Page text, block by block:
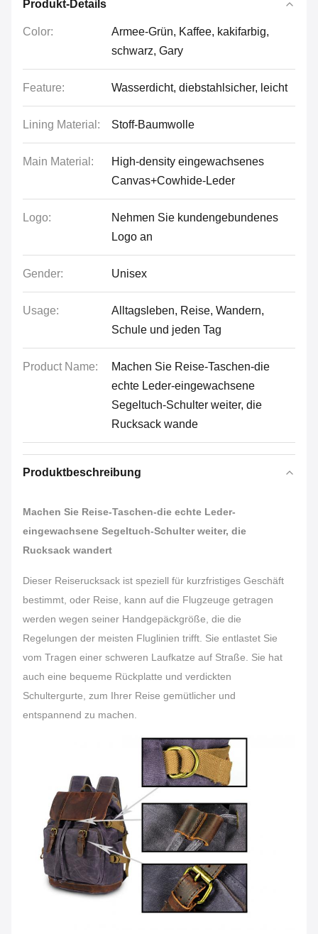
Produkt-Details
Color:
Armee-Grün, Kaffee, kakifarbig,
schwarz, Gary
Feature: Wasserdicht, diebstahlsicher, leicht
Lining Material: Stoff-Baumwolle
Main Material:
High-density eingewachsenes
Canvas+Cowhide-Leder
Logo:
Nehmen Sie kundengebundenes
Logo an
Gender: Unisex
Usage:
Alltagsleben, Reise, Wandern,
Schule und jeden Tag
Product Name:
Machen Sie Reise-Taschen-die
echte Leder-eingewachsene
Segeltuch-Schulter weiter, die
Rucksack wande
Produktbeschreibung
Machen Sie Reise-Taschen-die echte Leder-
eingewachsene Segeltuch-Schulter weiter, die
Rucksack wandert
Dieser Reiserucksack ist speziell für kurzfristiges Geschäft
bestimmt, oder Reise, kann auf die Flugzeuge getragen
werden wegen seiner Handgepäckgröße, die die
Regelungen der meisten Fluglinien trifft. Sie entlastet Sie
vom Tragen einer schweren Laufkatze auf Straße. Sie hat
auch eine bequeme Rückplatte und verdickten
Schultergurte, zum Ihrer Reise gemütlicher und
entspannend zu machen.